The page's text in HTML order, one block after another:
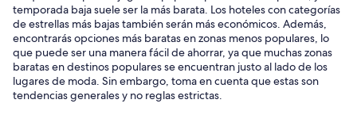
temporada baja suele ser la más barata. Los hoteles con categorías
de estrellas más bajas también serán más económicos. Además,
encontrarás opciones más baratas en zonas menos populares, lo
que puede ser una manera fácil de ahorrar, ya que muchas zonas
baratas en destinos populares se encuentran justo al lado de los
lugares de moda. Sin embargo, toma en cuenta que estas son
tendencias generales y no reglas estrictas.